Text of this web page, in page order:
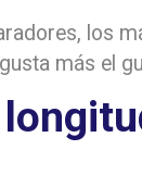
los
más el